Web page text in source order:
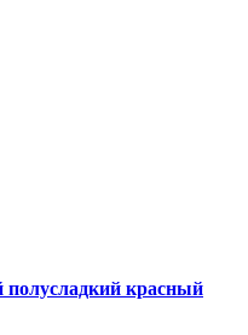
красный